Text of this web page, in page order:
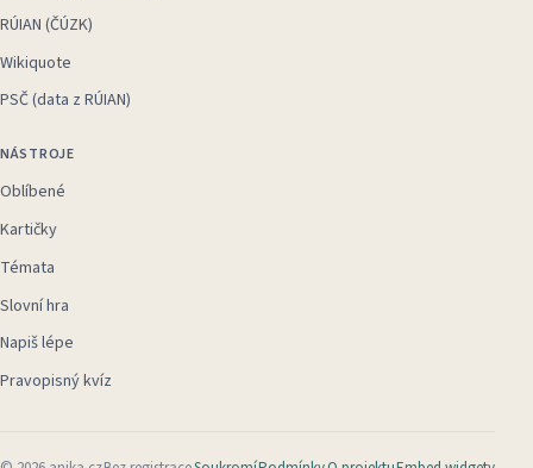
RÚIAN (ČÚZK)
Wikiquote
PSČ (data z RÚIAN)
NÁSTROJE
Oblíbené
Kartičky
Témata
Slovní hra
Napiš lépe
Pravopisný kvíz